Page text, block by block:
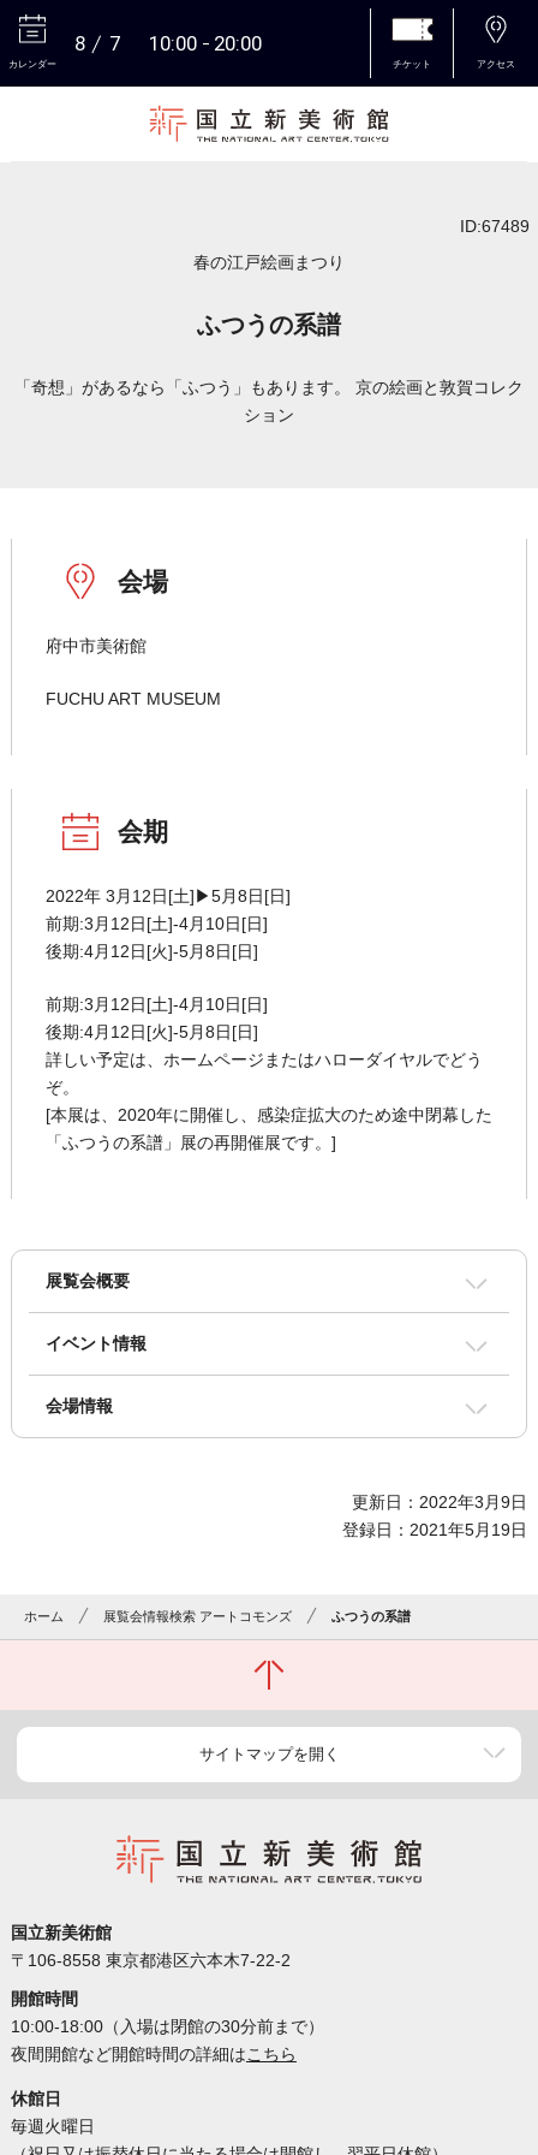
カレンダー
8 7 10:00 20:00
チケット アクセス
ID:67489
春の江戸絵画まつり
ふつうの系譜
「奇想」があるなら「ふつう」もあります。 京の絵画と敦賀コレク
ション
会場
府中市美術館
FUCHU ART MUSEUM
会期
2022年 3月12日[土]▶5月8日[日]
前期:3月12日[土]-4月10日[日]
後期:4月12日[火]-5月8日[日]
前期:3月12日[土]-4月10日[日]
後期:4月12日[火]-5月8日[日]
詳しい予定は、ホームページまたはハローダイヤルでどう
ぞ。
[本展は、2020年に開催し、感染症拡大のため途中閉幕した
「ふつうの系譜」展の再開催展です。]
展覧会概要
イベント情報
会場情報
更新日：2022年3月9日
登録日：2021年5月19日
ホーム 展覧会情報検索 アートコモンズ ふつうの系譜
サイトマップを開く
国立新美術館
〒106-8558 東京都港区六本木7-22-2
開館時間
10:00-18:00（入場は閉館の30分前まで）
夜間開館など開館時間の詳細はこちら
休館日
毎週火曜日